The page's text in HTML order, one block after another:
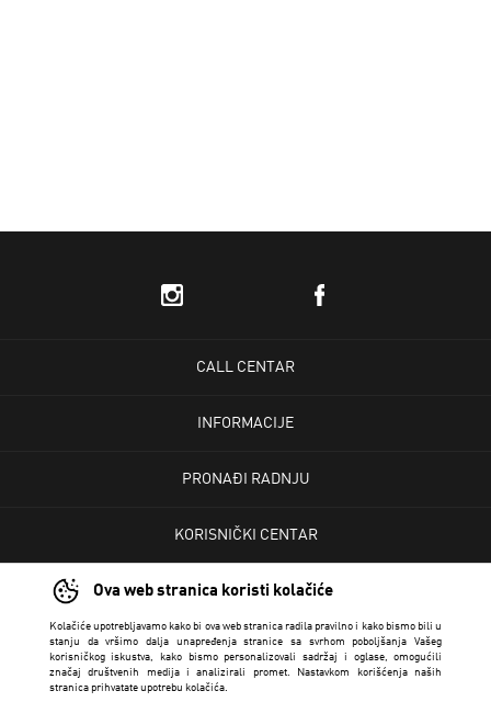
Ova web stranica koristi kolačiće
Kolačiće upotrebljavamo kako bi ova web stranica radila pravilno i kako bismo bili u
stanju da vršimo dalja unapređenja stranice sa svrhom poboljšanja Vašeg
korisničkog iskustva, kako bismo personalizovali sadržaj i oglase, omogućili
značaj društvenih medija i analizirali promet. Nastavkom korišćenja naših
stranica prihvatate upotrebu kolačića.
CALL CENTAR
INFORMACIJE
PRONAĐI RADNJU
KORISNIČKI CENTAR
USLOVI PRODAJE